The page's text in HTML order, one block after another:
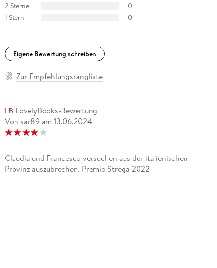
2 Sterne
0
1 Stern
0
Eigene Bewertung schreiben
Zur Empfehlungsrangliste
LovelyBooks-Bewertung
Von sar89 am 13.06.2024
Claudia und Francesco versuchen aus der italienischen
Provinz auszubrechen. Premio Strega 2022